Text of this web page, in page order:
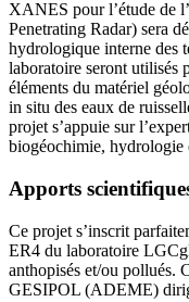
XANES pour l’étude de
Penetrating Radar) sera
hydrologique interne des
laboratoire seront utilisés
éléments du matériel
in situ des eaux de
projet s’appuie sur
biogéochimie, hydrologie
Apports
Ce projet s’inscrit
ER4 du laboratoire
anthopisés et/ou pollués.
GESIPOL (ADEME)